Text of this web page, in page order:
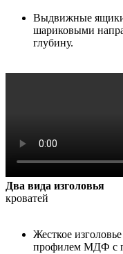
Выдвижные
шариковыми
глубину.
Два вида изголовья
кроватей
Жесткое
профилем МДФ с